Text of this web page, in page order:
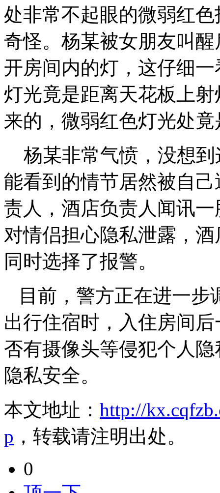
处非常不起眼的微弱红
奇怪。杨某被女朋友叫
开房间内的灯，这仔细
灯光竟是距离天花板上
来的，微弱红色灯光处
杨某非常气愤，没想到
能看到的情节居然被自
责人，酒店负责人闻讯
对情侣担心隐私泄露，
同时选择了报警。
目前，警方正在进一步
出行住宿时，入住房间
否有摄像头等侵犯个人
隐私安全。
本文地址： http://
p ，转载请注明出处。
0